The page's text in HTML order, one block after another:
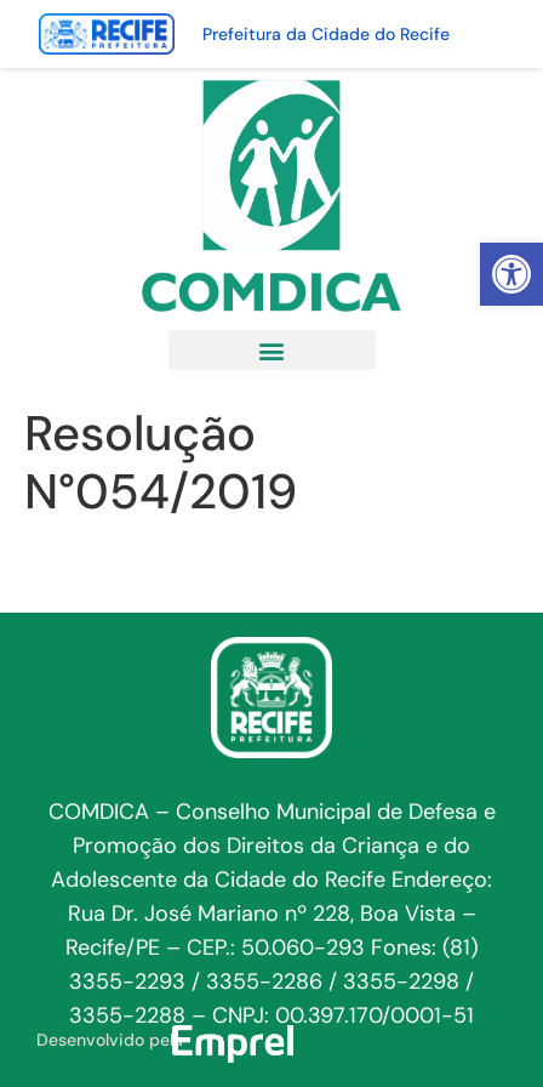
Abrir
Prefeitura da Cidade do Recife
Resolução
N°054/2019
COMDICA – Conselho Municipal de Defesa e
Promoção dos Direitos da Criança e do
Adolescente da Cidade do Recife Endereço:
Rua Dr. José Mariano nº 228, Boa Vista –
Recife/PE – CEP.: 50.060-293 Fones: (81)
3355-2293 / 3355-2286 / 3355-2298 /
3355-2288 – CNPJ: 00.397.170/0001-51
Desenvolvido pela